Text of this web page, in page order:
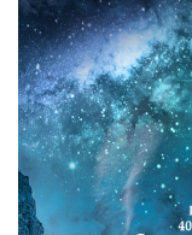
(347 Overlays)
Large 6000*4000px
Entire Collection
(1783 Overlays)
Large 6000*4000px